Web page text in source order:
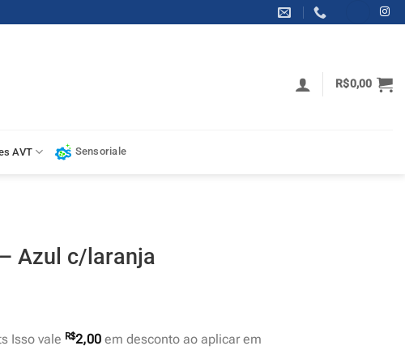
R$0,00
AVT Sensoriale
Azul c/laranja
Isso vale R$2,00 em desconto ao aplicar em